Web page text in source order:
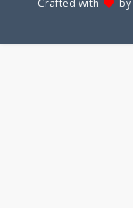
Crafted with
by